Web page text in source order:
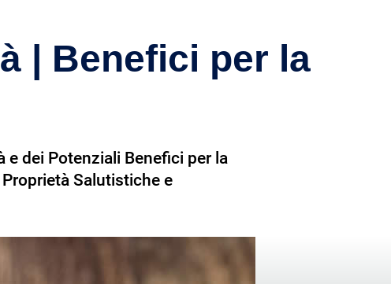
| Benefici per la
e dei Potenziali Benefici per la
Salutistiche e